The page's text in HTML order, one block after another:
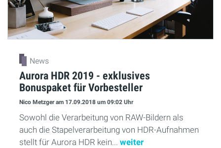
News
Aurora HDR 2019 - exklusives
Bonuspaket für Vorbesteller
Nico Metzgeram 17.09.2018 um 09:02 Uhr
Sowohl die Verarbeitung von RAW-Bildern als
auch die Stapelverarbeitung von HDR-Aufnahmen
stellt für Aurora HDR kein... weiter